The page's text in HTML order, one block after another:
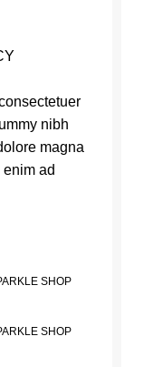
nibh
magna
ad
SHOP
SHOP